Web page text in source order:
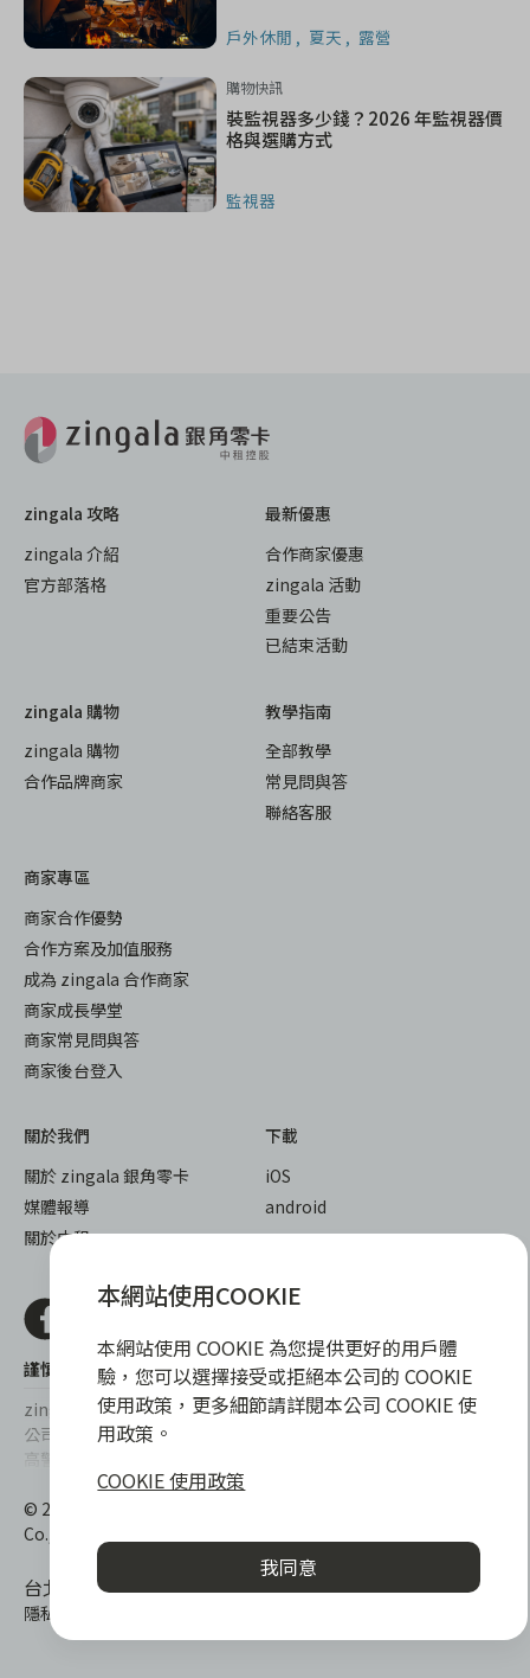
戶外休閒 夏天 露營
購物快訊
裝監視器多少錢？2026 年監視器價
格與選購方式
監視器
zingala 攻略
zingala 介紹
官方部落格
最新優惠
合作商家優惠
zingala 活動
重要公告
已結束活動
zingala 購物
zingala 購物
合作品牌商家
教學指南
全部教學
常見問與答
聯絡客服
商家專區
商家合作優勢
合作方案及加值服務
成為 zingala 合作商家
商家成長學堂
商家常見問與答
商家後台登入
關於我們
關於 zingala 銀角零卡
媒體報導
關於中租
下載
iOS
android
謹慎衡量自身財務狀況，理性理財最安心
zingala銀角零卡/仲信資融沒有代辦公司及代辦業務，也未與代辦
公司合作，更不會要求您提供實體銀行提款卡或實體信用卡，請提
高警覺，勿受騙上當！
提醒您，消費前請審慎評估財務狀況，理性理財最安心。總費用年
百分率區間為0%~15.9%，實際費用率，仍以各合作商家提供之商
品或服務為準，且每一案件實際之年百分率仍視其個別產品及分期
往來條件而有所不同，總費用年百分率不等於分期費用率。
© 2022 仲信資融股份有限公司 Chailease Consumer Finance
Co., Ltd. All Rights Reserved.
台北市內湖區內湖路一段392號6F
隱私權保護政策
本網站使用COOKIE
本網站使用 COOKIE 為您提供更好的用戶體
驗，您可以選擇接受或拒絕本公司的 COOKIE
使用政策，更多細節請詳閱本公司 COOKIE 使
用政策。
COOKIE 使用政策
我同意